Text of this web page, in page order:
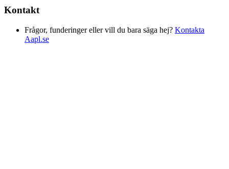
Kontakt
Frågor, funderinger eller vill du bara säga hej? Kontakta
Aapl.se